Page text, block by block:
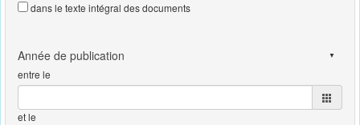
dans le texte intégral des documents
entre le
et le